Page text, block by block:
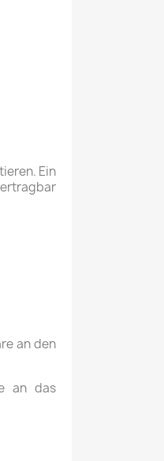
Ein
an den
an das